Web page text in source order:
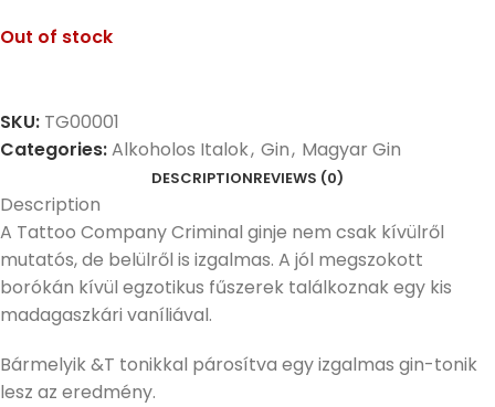
Out of stock
SKU: TG00001
Categories:Alkoholos Italok, Gin, Magyar Gin
DESCRIPTIONREVIEWS (0)
Description
A Tattoo Company Criminal ginje nem csak kívülről
mutatós, de belülről is izgalmas. A jól megszokott
borókán kívül egzotikus fűszerek találkoznak egy kis
madagaszkári vaníliával.
Bármelyik &T tonikkal párosítva egy izgalmas gin-tonik
lesz az eredmény.